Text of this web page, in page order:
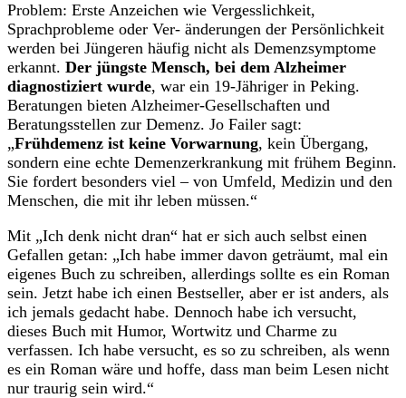
Problem: Erste Anzeichen wie Vergesslichkeit,
Sprachprobleme oder Ver- änderungen der Persönlichkeit
werden bei Jüngeren häufig nicht als Demenzsymptome
erkannt. Der jüngste Mensch, bei dem Alzheimer
diagnostiziert wurde, war ein 19-Jähriger in Peking.
Beratungen bieten Alzheimer-Gesellschaften und
Beratungsstellen zur Demenz. Jo Failer sagt:
„Frühdemenz ist keine Vorwarnung, kein Übergang,
sondern eine echte Demenzerkrankung mit frühem Beginn.
Sie fordert besonders viel – von Umfeld, Medizin und den
Menschen, die mit ihr leben müssen.“
Mit „Ich denk nicht dran“ hat er sich auch selbst einen
Gefallen getan: „Ich habe immer davon geträumt, mal ein
eigenes Buch zu schreiben, allerdings sollte es ein Roman
sein. Jetzt habe ich einen Bestseller, aber er ist anders, als
ich jemals gedacht habe. Dennoch habe ich versucht,
dieses Buch mit Humor, Wortwitz und Charme zu
verfassen. Ich habe versucht, es so zu schreiben, als wenn
es ein Roman wäre und hoffe, dass man beim Lesen nicht
nur traurig sein wird.“